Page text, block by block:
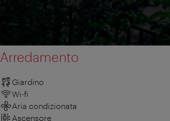
Arredamento
Giardino
Wi-fi
Aria condizionata
Ascensore